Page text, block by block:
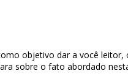
objetivo dar a você leitor,
sobre o fato abordado